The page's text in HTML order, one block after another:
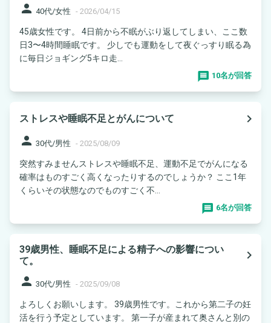
person 40代/女性 - 2026/04/15
45歳女性です。 4日前から不眠がぶり返してしまい、ここ数
日3〜4時間睡眠です。 少しでも運動をして夜ぐっすり眠る為
に毎日ジョギング5キロ走...
10名が回答
ストレスや睡眠不足とがんについて
navigate_next
person 30代/男性 - 2025/08/09
突然すみませんストレスや睡眠不足、運動不足でがんになる
確率はものすごく高くなったりするのでしょうか？ ここ1年
くらいその状態なのでものすごく不...
6名が回答
39歳男性、睡眠不足による精子への影響につい
て。
navigate_next
person 30代/男性 - 2025/09/08
よろしくお願いします。 39歳男性です。これから第二子の妊
活を行う予定としています。 第一子が産まれて奥さんと別の